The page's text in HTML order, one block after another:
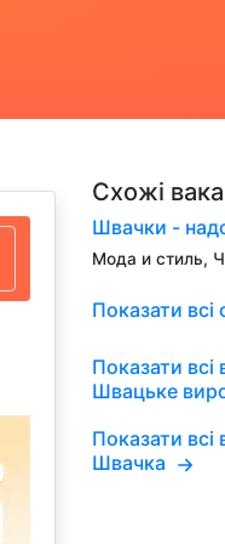
Схожі
Швачки -
Мода и стиль,
Показати всі
Показати всі
Швацьке
Показати всі
Швачка